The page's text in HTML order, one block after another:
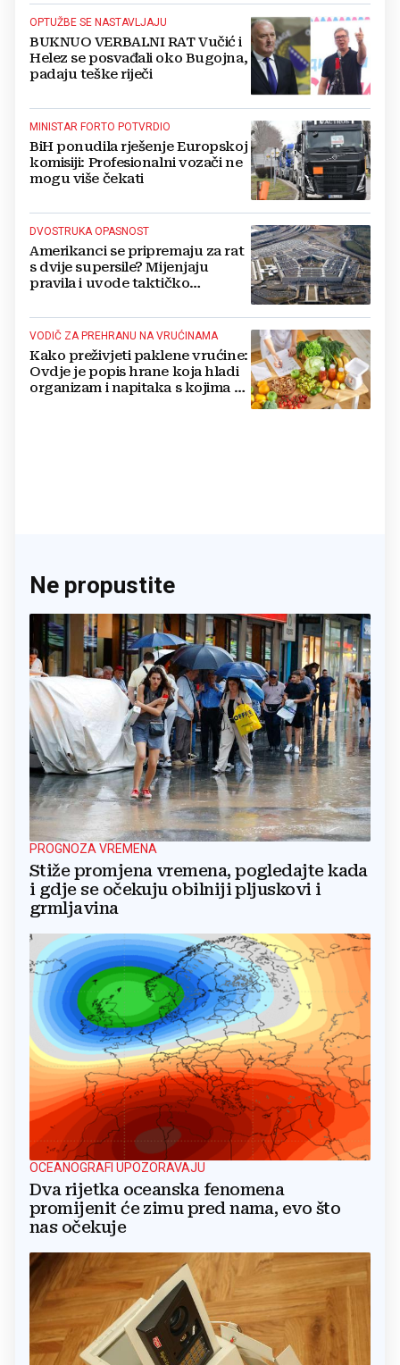
OPTUŽBE SE NASTAVLJAJU
BUKNUO VERBALNI RAT Vučić i
Helez se posvađali oko Bugojna,
padaju teške riječi
MINISTAR FORTO POTVRDIO
BiH ponudila rješenje Europskoj
komisiji: Profesionalni vozači ne
mogu više čekati
DVOSTRUKA OPASNOST
Amerikanci se pripremaju za rat
s dvije supersile? Mijenjaju
pravila i uvode taktičko
VODIČ ZA PREHRANU NA VRUĆINAMA
Kako preživjeti paklene vrućine:
Ovdje je popis hrane koja hladi
organizam i napitaka s kojima si
Ne propustite
PROGNOZA VREMENA
Stiže promjena vremena, pogledajte kada
i gdje se očekuju obilniji pljuskovi i
grmljavina
OCEANOGRAFI UPOZORAVAJU
Dva rijetka oceanska fenomena
promijenit će zimu pred nama, evo što
nas očekuje